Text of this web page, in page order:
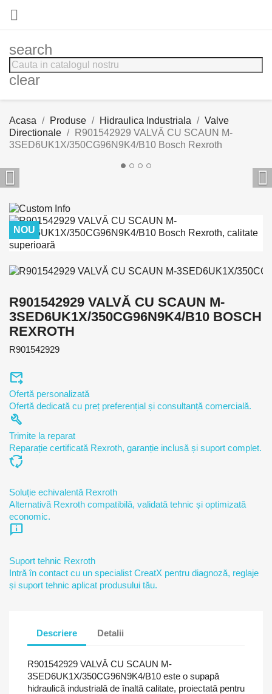

search
clear
Acasa Produse Hidraulica Industriala
Valve
Directionale
R901542929 VALVĂ CU SCAUN M-
3SED6UK1X/350CG96N9K4/B10 Bosch Rexroth
 
NOU
R901542929 VALVĂ CU SCAUN M-
3SED6UK1X/350CG96N9K4/B10 BOSCH
REXROTH
R901542929
forward_to_inbox
Ofertă personalizată
Ofertă dedicată cu preț preferențial și consultanță comercială.
build
Trimite la reparat
Reparație certificată Rexroth, garanție inclusă și suport complet.
cycle
Soluție echivalentă Rexroth
Alternativă Rexroth compatibilă, validată tehnic și optimizată
economic.
chat_info
Suport tehnic Rexroth
Intră în contact cu un specialist CreatX pentru diagnoză, reglaje
și suport tehnic aplicat produsului tău.
Descriere Detalii
R901542929 VALVĂ CU SCAUN M-
3SED6UK1X/350CG96N9K4/B10 este o supapă
hidraulică industrială de înaltă calitate, proiectată pentru